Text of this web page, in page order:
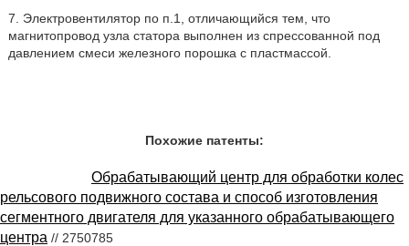
7. Электровентилятор по п.1, отличающийся тем, что
магнитопровод узла статора выполнен из спрессованной под
давлением смеси железного порошка с пластмассой.
Похожие патенты:
Обрабатывающий центр для обработки колес
рельсового подвижного состава и способ изготовления
сегментного двигателя для указанного обрабатывающего
центра // 2750785